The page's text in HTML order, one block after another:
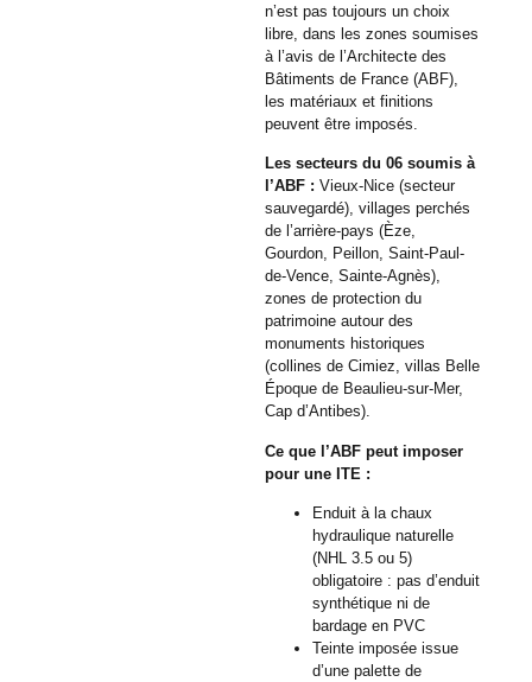
n’est pas toujours un choix
libre, dans les zones soumises
à l’avis de l’Architecte des
Bâtiments de France (ABF),
les matériaux et finitions
peuvent être imposés.
Les secteurs du 06 soumis à
l’ABF : Vieux-Nice (secteur
sauvegardé), villages perchés
de l’arrière-pays (Èze,
Gourdon, Peillon, Saint-Paul-
de-Vence, Sainte-Agnès),
zones de protection du
patrimoine autour des
monuments historiques
(collines de Cimiez, villas Belle
Époque de Beaulieu-sur-Mer,
Cap d’Antibes).
Ce que l’ABF peut imposer
pour une ITE :
Enduit à la chaux
hydraulique naturelle
(NHL 3.5 ou 5)
obligatoire : pas d’enduit
synthétique ni de
bardage en PVC
Teinte imposée issue
d’une palette de